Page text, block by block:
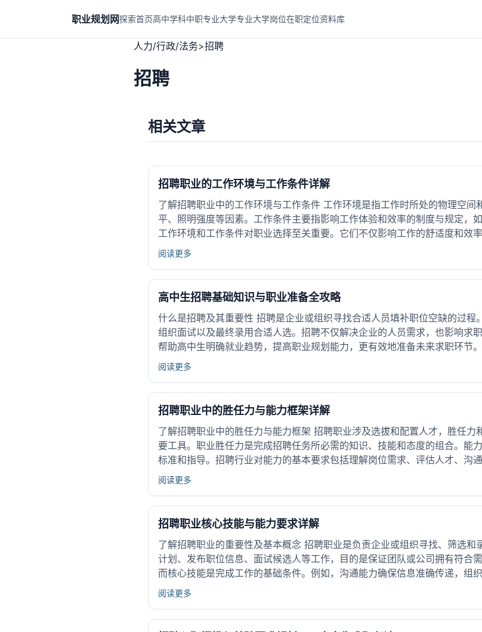
职业规划网探索首页高中学科中职专业大学专业大学岗位在职定位资料库
人力/行政/法务>招聘
招聘
相关文章
招聘职业的工作环境与工作条件详解
了解招聘职业中的工作环境与工作条件 工作环境是指工作时所处的物理空间
平、照明强度等因素。工作条件主要指影响工作体验和效率的制度与规定，
工作环境和工作条件对职业选择至关重要。它们不仅影响工作的舒适度和效
阅读更多
高中生招聘基础知识与职业准备全攻略
什么是招聘及其重要性 招聘是企业或组织寻找合适人员填补职位空缺的过程
组织面试以及最终录用合适人选。招聘不仅解决企业的人员需求，也影响求
帮助高中生明确就业趋势，提高职业规划能力，更有效地准备未来求职环节
阅读更多
招聘职业中的胜任力与能力框架详解
了解招聘职业中的胜任力与能力框架 招聘职业涉及选拔和配置人才，胜任力
要工具。职业胜任力是完成招聘任务所必需的知识、技能和态度的组合。能
标准和指导。招聘行业对能力的基本要求包括理解岗位需求、评估人才、沟
阅读更多
招聘职业核心技能与能力要求详解
了解招聘职业的重要性及基本概念 招聘职业是负责企业或组织寻找、筛选和
计划、发布职位信息、面试候选人等工作，目的是保证团队或公司拥有符合
而核心技能是完成工作的基础条件。例如，沟通能力确保信息准确传递，组
阅读更多